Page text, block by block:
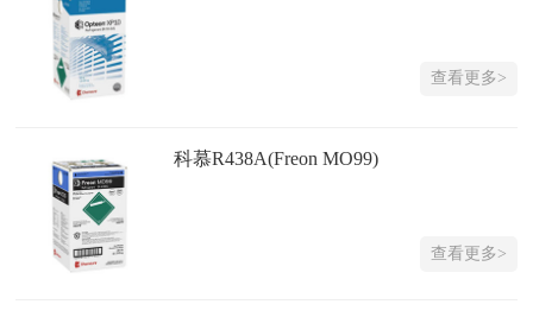
查看更多>
科慕R438A(Freon MO99)
查看更多>